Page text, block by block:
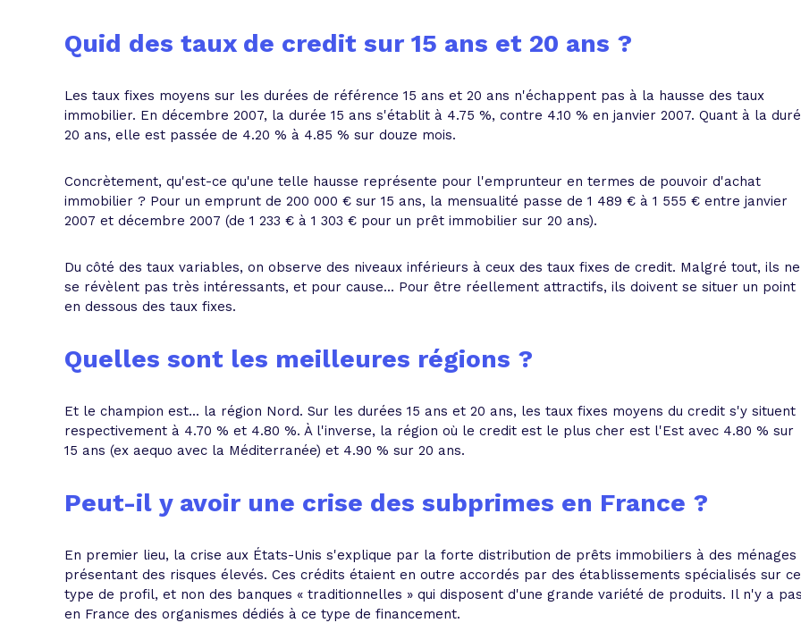
Quid des taux de credit sur 15 ans et 20 ans ?
Les taux fixes moyens sur les durées de référence 15 ans et 20 ans n'échappent pas à la hausse des taux
immobilier. En décembre 2007, la durée 15 ans s'établit à 4.75 %, contre 4.10 % en janvier 2007. Quant à la
20 ans, elle est passée de 4.20 % à 4.85 % sur douze mois.
Concrètement, qu'est-ce qu'une telle hausse représente pour l'emprunteur en termes de pouvoir d'achat
immobilier ? Pour un emprunt de 200 000 € sur 15 ans, la mensualité passe de 1 489 € à 1 555 € entre janvier
2007 et décembre 2007 (de 1 233 € à 1 303 € pour un prêt immobilier sur 20 ans).
Du côté des taux variables, on observe des niveaux inférieurs à ceux des taux fixes de credit. Malgré tout, ils ne
se révèlent pas très intéressants, et pour cause... Pour être réellement attractifs, ils doivent se situer un point
en dessous des taux fixes.
Quelles sont les meilleures régions ?
Et le champion est... la région Nord. Sur les durées 15 ans et 20 ans, les taux fixes moyens du credit s'y situent
respectivement à 4.70 % et 4.80 %. À l'inverse, la région où le credit est le plus cher est l'Est avec 4.80 % sur
15 ans (ex aequo avec la Méditerranée) et 4.90 % sur 20 ans.
Peut-il y avoir une crise des subprimes en France ?
En premier lieu, la crise aux États-Unis s'explique par la forte distribution de prêts immobiliers à des ménages
présentant des risques élevés. Ces crédits étaient en outre accordés par des établissements spécialisés sur ce
type de profil, et non des banques « traditionnelles » qui disposent d'une grande variété de produits. Il n'y a
en France des organismes dédiés à ce type de financement.